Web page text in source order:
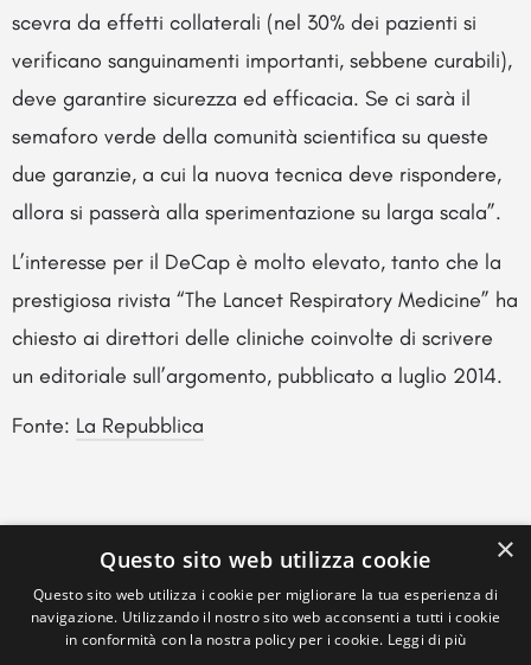
scevra da effetti collaterali (nel 30% dei pazienti si
verificano sanguinamenti importanti, sebbene curabili),
deve garantire sicurezza ed efficacia. Se ci sarà il
semaforo verde della comunità scientifica su queste
due garanzie, a cui la nuova tecnica deve rispondere,
allora si passerà alla sperimentazione su larga scala”.
L’interesse per il DeCap è molto elevato, tanto che la
prestigiosa rivista “The Lancet Respiratory Medicine” ha
chiesto ai direttori delle cliniche coinvolte di scrivere
un editoriale sull’argomento, pubblicato a luglio 2014.
Fonte: La Repubblica
×
Questo sito web utilizza cookie
Questo sito web utilizza i cookie per migliorare la tua esperienza di
navigazione. Utilizzando il nostro sito web acconsenti a tutti i cookie
in conformità con la nostra policy per i cookie. Leggi di più